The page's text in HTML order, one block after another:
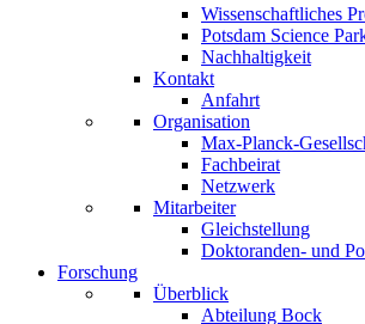
Wissenschaftliches
Potsdam Science
Nachhaltigkeit
Kontakt
Anfahrt
Organisation
Max-Planck-
Fachbeirat
Netzwerk
Mitarbeiter
Gleichstellung
Doktoranden- und
Forschung
Überblick
Abteilung Bock